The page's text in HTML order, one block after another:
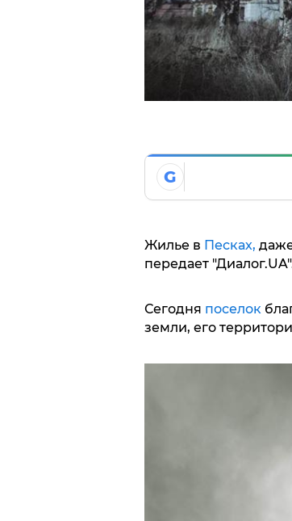
G
Жилье в Песках,
передает
Сегодня поселок
земли, его